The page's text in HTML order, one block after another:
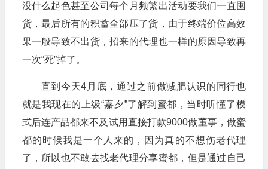
没什么起色甚至公司每个月频繁出活动要我们一直囤
货，最后所有的积蓄全部压了货，由于终端价位高效
果一般导致不出货，招来的代理也一样的原因导致再
一次“死”掉了。
直到今天4月底，通过之前做减肥认识的同行也
就是我现在的上级“嘉夕”了解到蜜都，当时听懂了模
式后连产品都来不及试用直接打款9000做董事，做蜜
都的时候我是一个人来的，因为真的不想伤老代理
了，所以也不敢去找老代理分享蜜都，但是通过自己